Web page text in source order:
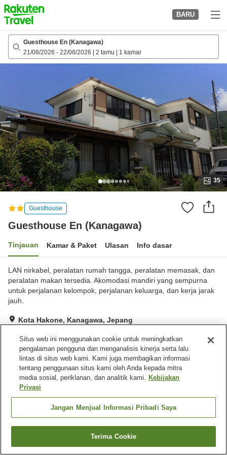
to
top
page
BARU
Guesthouse En (Kanagawa)
21/08/2026 - 22/08/2026 2 tamu 1 kamar
35
Guesthouse
Guesthouse En (Kanagawa)
Tinjauan Kamar & Paket Ulasan Info dasar
LAN nirkabel, peralatan rumah tangga, peralatan memasak, dan
peralatan makan tersedia. Akomodasi mandiri yang sempurna
untuk perjalanan kelompok, perjalanan keluarga, dan kerja jarak
jauh.
Kota Hakone, Kanagawa, Jepang
Sangat baik Ulasan: 2
Fasilitas properti
Tempat parkir
Beranda Jepang Kanagawa
Kota Hakone
Guesthouse En (Kanagawa)
Cari kamar
Situs web ini menggunakan cookie untuk meningkatkan
pengalaman pengguna dan menganalisis kinerja serta lalu
lintas di situs web kami. Kami juga membagikan informasi
tentang penggunaan situs kami oleh Anda kepada mitra
media sosial, periklanan, dan analitik kami. Kebijakan
Privasi
Jangan Menjual Informasi Pribadi Saya
Terima Cookie